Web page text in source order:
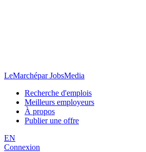
LeMarchépar JobsMedia
Recherche d'emplois
Meilleurs employeurs
À propos
Publier une offre
EN
Connexion